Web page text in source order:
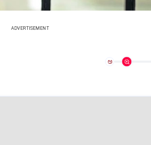
ADVERTISEMENT
ಅ